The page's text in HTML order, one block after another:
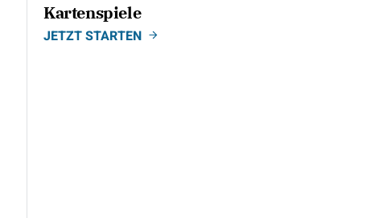
Kartenspiele
JETZT STARTEN